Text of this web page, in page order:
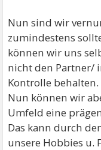
Nun sind wir
zumindestens
können wir uns
nicht den Partner/
Kontrolle behalten.
Nun können wir
Umfeld eine
Das kann durch
unsere Hobbies u.